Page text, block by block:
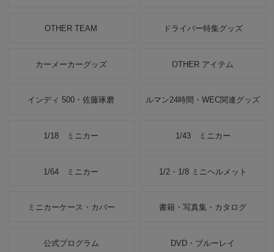
OTHER TEAM ドライバー特集グッズ
カーメーカーグッズ OTHER アイテム
インディ 500・佐藤琢磨 ルマン24時間・WEC関連グッズ
1/18 ミニカー 1/43 ミニカー
1/64 ミニカー 1/2・1/8 ミニヘルメット
ミニカーケース・カバー 書籍・写真集・カタログ
公式プログラム DVD・ブルーレイ